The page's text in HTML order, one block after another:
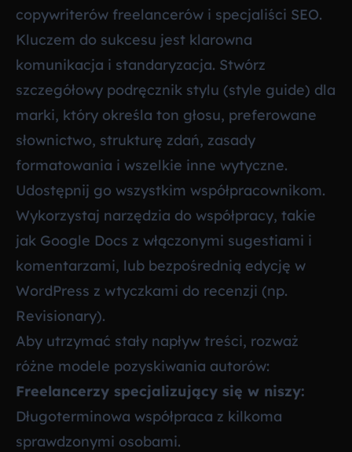
copywriterów freelancerów i specjaliści SEO.
Kluczem do sukcesu jest klarowna
komunikacja i standaryzacja. Stwórz
szczegółowy podręcznik stylu (style guide) dla
marki, który określa ton głosu, preferowane
słownictwo, strukturę zdań, zasady
formatowania i wszelkie inne wytyczne.
Udostępnij go wszystkim współpracownikom.
Wykorzystaj narzędzia do współpracy, takie
jak Google Docs z włączonymi sugestiami i
komentarzami, lub bezpośrednią edycję w
WordPress z wtyczkami do recenzji (np.
Revisionary).
Aby utrzymać stały napływ treści, rozważ
różne modele pozyskiwania autorów:
Freelancerzy specjalizujący się w niszy:
Długoterminowa współpraca z kilkoma
sprawdzonymi osobami.